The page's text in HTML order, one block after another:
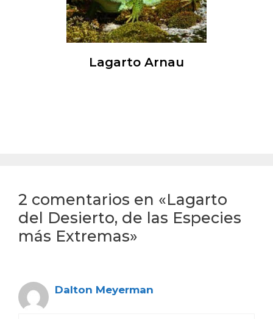
Lagarto Arnau
2 comentarios en «Lagarto
del Desierto, de las Especies
más Extremas»
Dalton Meyerman